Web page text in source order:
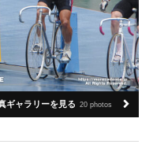
ギャラリーを見る 20 photos